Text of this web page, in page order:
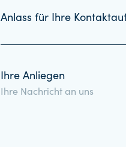
Anlass für Ihre
Ihre Anliegen